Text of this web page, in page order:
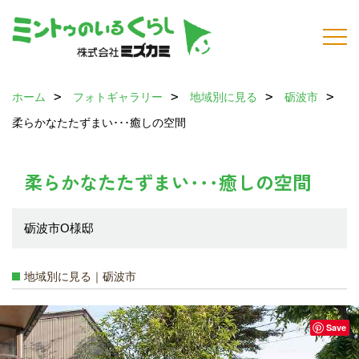
ホーム フォトギャラリー 地域別に見る
砺波市
柔らかなたたずまい･･･癒しの空間
柔らかなたたずまい･･･癒しの空間
砺波市O様邸
地域別に見る｜砺波市
Save